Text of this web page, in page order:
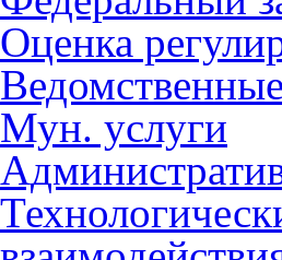
Оценка
Мун. услуги